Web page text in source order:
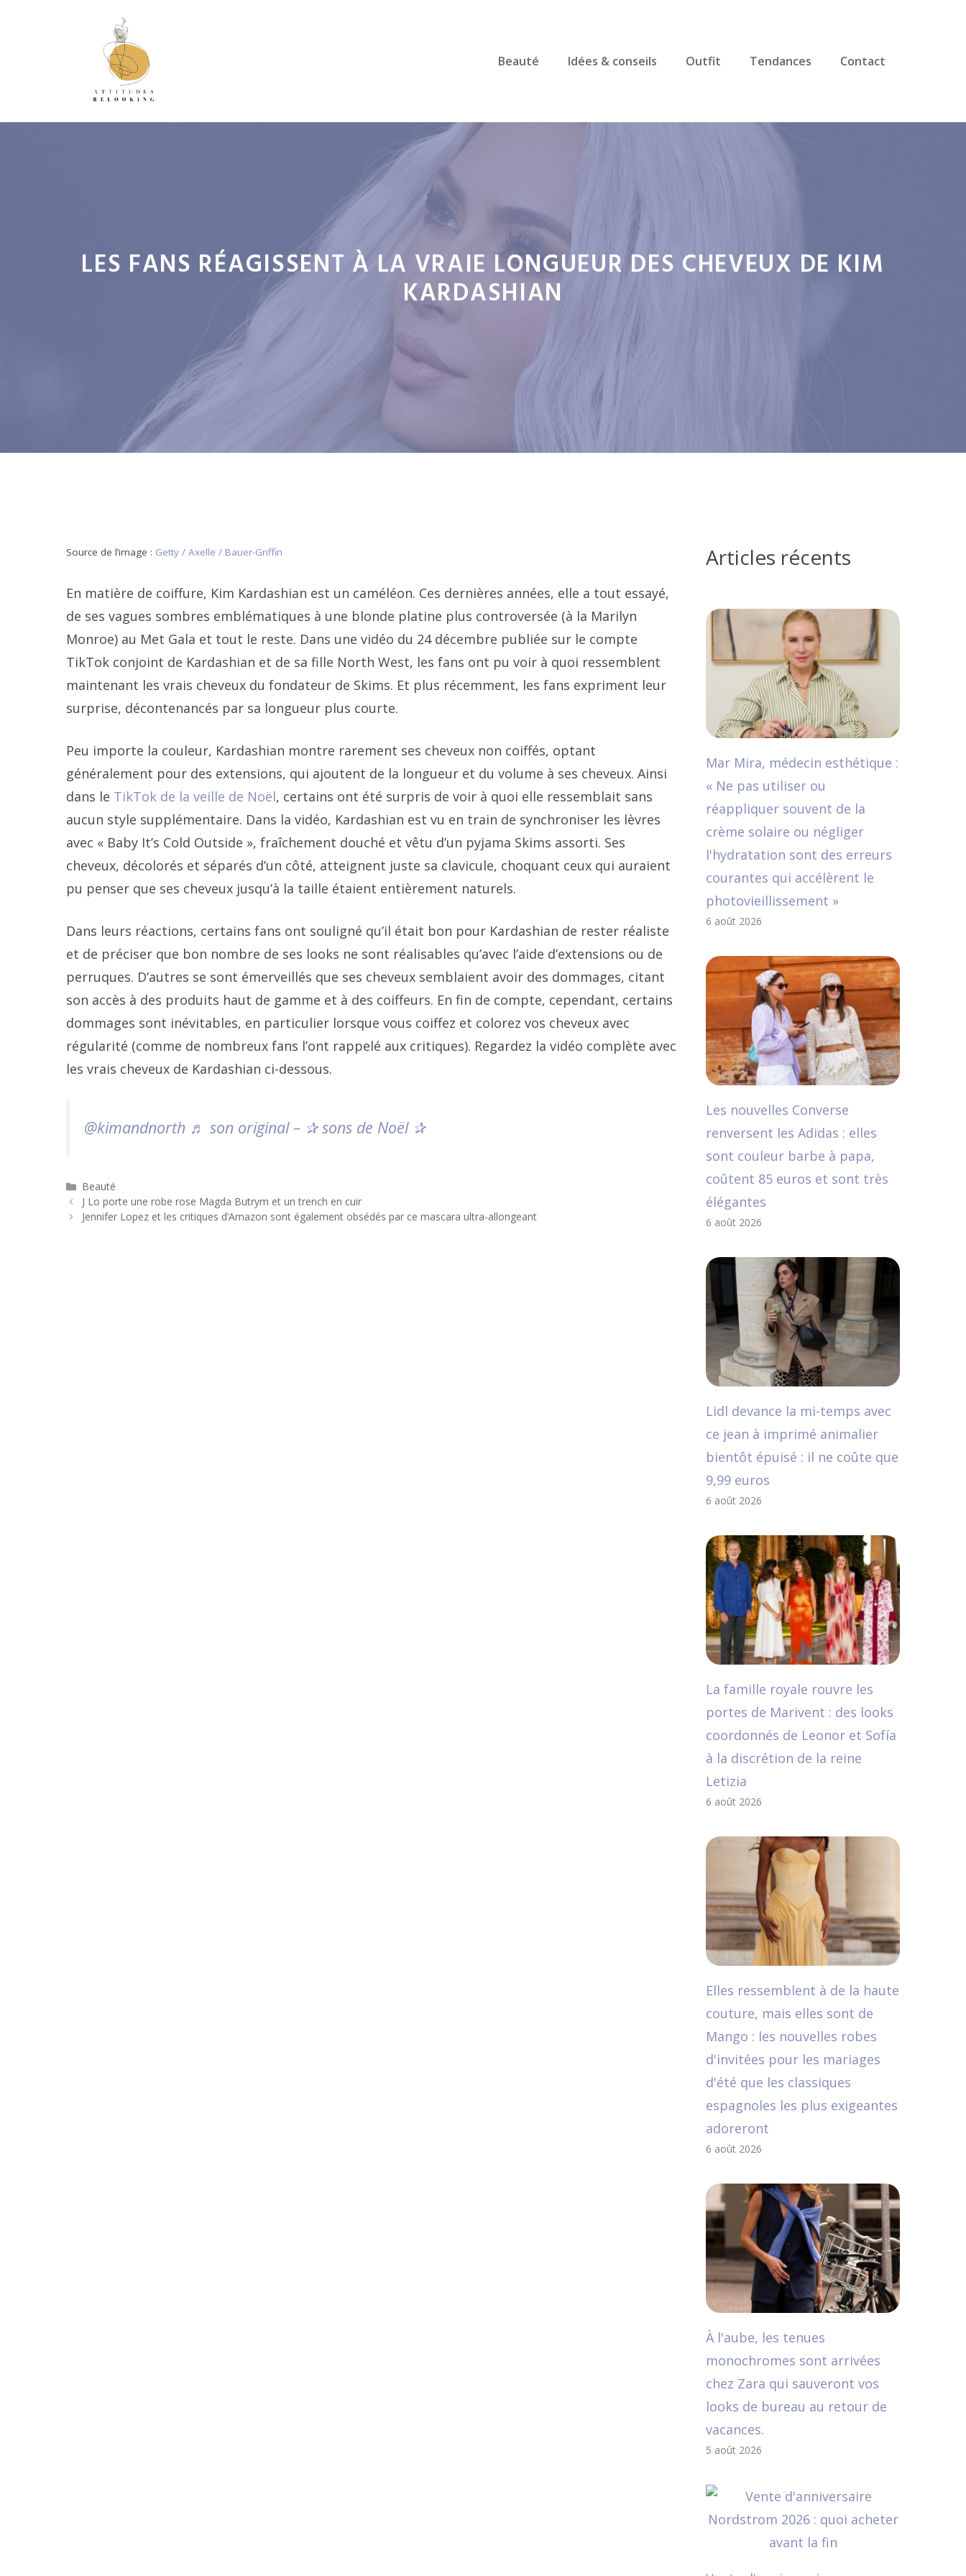
Beauté Idées & conseils Outfit Tendances Contact
LES FANS RÉAGISSENT À LA VRAIE LONGUEUR DES CHEVEUX DE KIM
KARDASHIAN
Source de l’image : Getty / Axelle / Bauer-Griffin
En matière de coiffure, Kim Kardashian est un caméléon. Ces dernières années, elle a tout essayé,
de ses vagues sombres emblématiques à une blonde platine plus controversée (à la Marilyn
Monroe) au Met Gala et tout le reste. Dans une vidéo du 24 décembre publiée sur le compte
TikTok conjoint de Kardashian et de sa fille North West, les fans ont pu voir à quoi ressemblent
maintenant les vrais cheveux du fondateur de Skims. Et plus récemment, les fans expriment leur
surprise, décontenancés par sa longueur plus courte.
Peu importe la couleur, Kardashian montre rarement ses cheveux non coiffés, optant
généralement pour des extensions, qui ajoutent de la longueur et du volume à ses cheveux. Ainsi
dans le TikTok de la veille de Noël, certains ont été surpris de voir à quoi elle ressemblait sans
aucun style supplémentaire. Dans la vidéo, Kardashian est vu en train de synchroniser les lèvres
avec « Baby It’s Cold Outside », fraîchement douché et vêtu d’un pyjama Skims assorti. Ses
cheveux, décolorés et séparés d’un côté, atteignent juste sa clavicule, choquant ceux qui auraient
pu penser que ses cheveux jusqu’à la taille étaient entièrement naturels.
Dans leurs réactions, certains fans ont souligné qu’il était bon pour Kardashian de rester réaliste
et de préciser que bon nombre de ses looks ne sont réalisables qu’avec l’aide d’extensions ou de
perruques. D’autres se sont émerveillés que ses cheveux semblaient avoir des dommages, citant
son accès à des produits haut de gamme et à des coiffeurs. En fin de compte, cependant, certains
dommages sont inévitables, en particulier lorsque vous coiffez et colorez vos cheveux avec
régularité (comme de nombreux fans l’ont rappelé aux critiques). Regardez la vidéo complète avec
les vrais cheveux de Kardashian ci-dessous.
@kimandnorth ♬ son original – ✰ sons de Noël ✰
Catégories
Beauté
Navigation
des
J Lo porte une robe rose Magda Butrym et un trench en cuir
Jennifer Lopez et les critiques d’Amazon sont également obsédés par ce mascara ultra-allongeant
Articles récents
Mar Mira, médecin esthétique :
« Ne pas utiliser ou
réappliquer souvent de la
crème solaire ou négliger
l'hydratation sont des erreurs
courantes qui accélèrent le
photovieillissement »
6 août 2026
Les nouvelles Converse
renversent les Adidas : elles
sont couleur barbe à papa,
coûtent 85 euros et sont très
élégantes
6 août 2026
Lidl devance la mi-temps avec
ce jean à imprimé animalier
bientôt épuisé : il ne coûte que
9,99 euros
6 août 2026
La famille royale rouvre les
portes de Marivent : des looks
coordonnés de Leonor et Sofía
à la discrétion de la reine
Letizia
6 août 2026
Elles ressemblent à de la haute
couture, mais elles sont de
Mango : les nouvelles robes
d'invitées pour les mariages
d'été que les classiques
espagnoles les plus exigeantes
adoreront
6 août 2026
À l'aube, les tenues
monochromes sont arrivées
chez Zara qui sauveront vos
looks de bureau au retour de
vacances.
5 août 2026